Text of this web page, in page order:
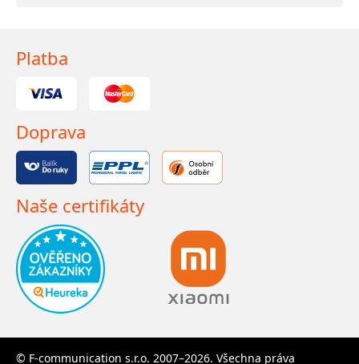
Platba
Doprava
Naše certifikáty
© F-communication s.r.o. 2007–2026. Všechna práva